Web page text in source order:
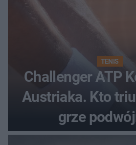
TENIS
Challenger ATP
Austriaka. Kto
grze